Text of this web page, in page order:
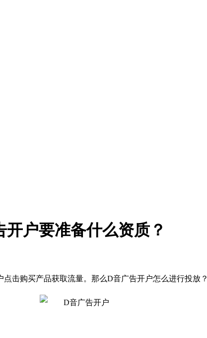
户要准备什么资质？
击购买产品获取流量。那么D音广告开户怎么进行投放？